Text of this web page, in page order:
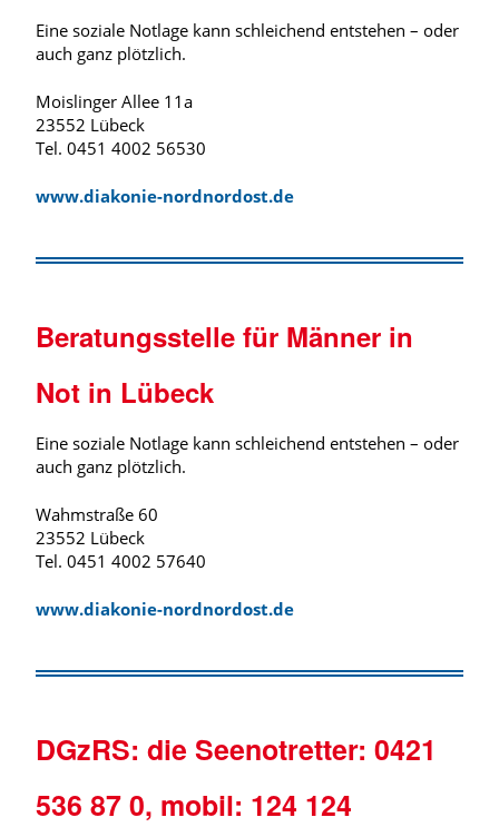
Eine soziale Notlage kann schleichend entstehen – oder
auch ganz plötzlich.
Moislinger Allee 11a
23552 Lübeck
Tel. 0451 4002 56530
www.diakonie-nordnordost.de
Beratungsstelle für Männer in
Not in Lübeck
Eine soziale Notlage kann schleichend entstehen – oder
auch ganz plötzlich.
Wahmstraße 60
23552 Lübeck
Tel. 0451 4002 57640
www.diakonie-nordnordost.de
DGzRS: die Seenotretter: 0421
536 87 0, mobil: 124 124